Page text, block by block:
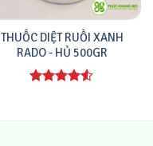
THUỐC DIỆT RUỒI XANH
RADO - HỦ 500GR
5 sao